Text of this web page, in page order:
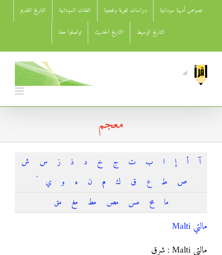
نصوص أدبية سودانية دراسات لغوية ولهجية اللغات السودانية التاريخ القديم
التاريخ الوسيط التاريخ الحديث تواصلوا معنا
معجم
آ أ إ ا ب ت ج خ د ذ ز س
ش
ص
ط ع ق ك م ن ه و
ي
ما
مح مس مص مط مغ مق
مالتي Malti
مالتي Malti : شرق